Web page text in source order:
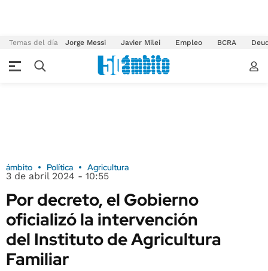
Temas del día Jorge Messi Javier Milei Empleo BCRA
ámbito Política Agricultura
3 de abril 2024 - 10:55
Por decreto, el Gobierno
oficializó la intervención
del Instituto de Agricultura
Familiar